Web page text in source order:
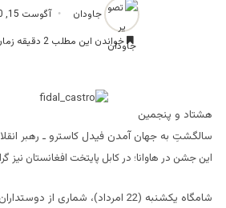
جاودان آگوست 15, 2011
خواندن این مطلب 2 دقیقه زمان میبرد
هشتاد و پنجمین
سالگشتِ به‌ جهان‌ آمدن فیدل کاسترو ـ رهبر
این جشن در هاوانا؛ در کابل پایتخت افغانستان نیز
شامگاه یکشنبه (22 امرداد)، شماری از